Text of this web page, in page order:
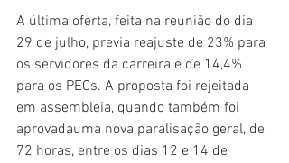
A última oferta, feita na reunião do dia
29 de julho, previa reajuste de 23% para
os servidores da carreira e de 14,4%
para os PECs. A proposta foi rejeitada
em assembleia, quando também foi
aprovadauma nova paralisação geral, de
72 horas, entre os dias 12 e 14 de